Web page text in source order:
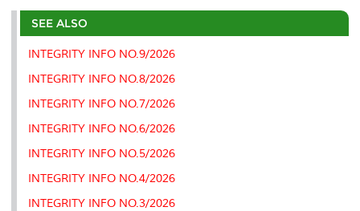
e
b
o
o
k
t
r
e
I
n
l
L
n
P
e
t
SEE ALSO
INTEGRITY INFO NO.9/2026
INTEGRITY INFO NO.8/2026
INTEGRITY INFO NO.7/2026
INTEGRITY INFO NO.6/2026
INTEGRITY INFO NO.5/2026
INTEGRITY INFO NO.4/2026
INTEGRITY INFO NO.3/2026